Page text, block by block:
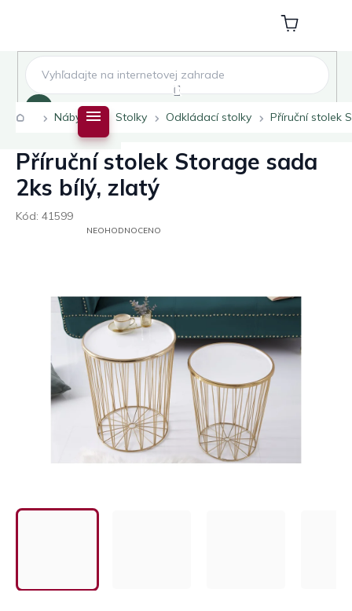
Nákupní
košík
DomůNábytek Stolky Odkládací stolky Příruční stolek
Příruční stolek Storage sada
2ks bílý, zlatý
Kód: 41599
PRŮMĚRNÉ
HVĚZDIČEK.
NEOHODNOCENO